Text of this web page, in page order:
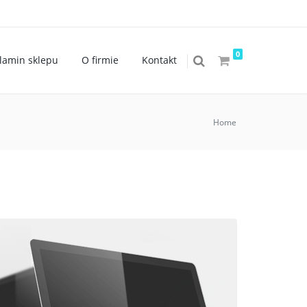
0
sklepu O firmie Kontakt
Home